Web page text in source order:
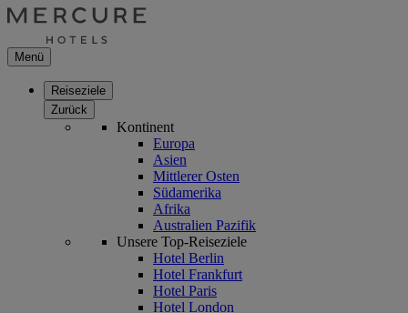
Menü
Reiseziele
Zurück
Kontinent
Europa
Asien
Mittlerer Osten
Südamerika
Afrika
Australien Pazifik
Unsere Top-Reiseziele
Hotel Berlin
Hotel Frankfurt
Hotel Paris
Hotel London